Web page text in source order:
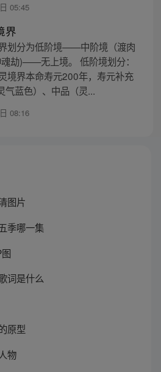
05:45
界
划分为低阶境——中阶境（渡肉
劫)——无上境。 低阶境划分：
境界本命寿元200年，寿元补充
气蓝色）、中品（灵...
08:16
图片
季哪一集
词是什么
原型
物